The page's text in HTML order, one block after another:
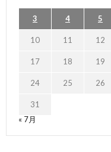
3 4 5
10 11 12
17 18 19
24 25 26
31
« 7月